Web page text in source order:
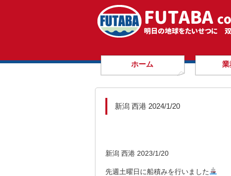
ホーム 業
新潟 西港 2024/1/20
新潟 西港 2023/1/20
先週土曜日に船積みを行いました